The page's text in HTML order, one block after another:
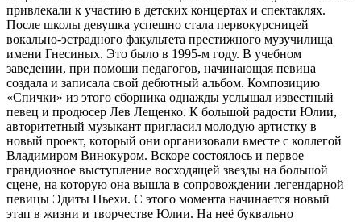
привлекали к участию в детских концертах и спектаклях.
После школы девушка успешно стала первокурсницей
вокально-эстрадного факультета престижного музучилища
имени Гнесиных. Это было в 1995-м году. В учебном
заведении, при помощи педагогов, начинающая певица
создала и записала свой дебютный альбом. Композицию
«Спички» из этого сборника однажды услышал известный
певец и продюсер Лев Лещенко. К большой радости Юлии,
авторитетный музыкант пригласил молодую артистку в
новый проект, который они организовали вместе с коллегой
Владимиром Винокуром. Вскоре состоялось и первое
грандиозное выступление восходящей звезды на большой
сцене, на которую она вышла в сопровождении легендарной
певицы Эдиты Пьехи. С этого момента начинается новый
этап в жизни и творчестве Юлии. На неё буквально